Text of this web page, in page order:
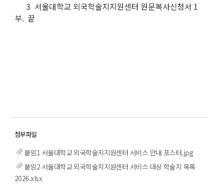
3 서울대학교 외국학술지지원센터 원문복사신청서 1
부. 끝
붙임1 서울대학교 외국학술지지원센터 서비스 안내 포스터.jpg
붙임2 서울대학교 외국학술지지원센터 서비스 대상 학술지 목록
2026.xlsx